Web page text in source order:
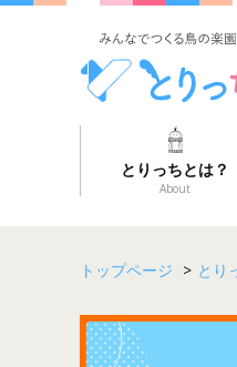
とりっちとは？
About
トップページ > とり